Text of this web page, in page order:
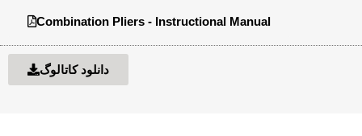
Combination Pliers - Instructional Manual
دانلود کاتالوگ